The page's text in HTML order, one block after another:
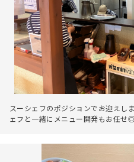
スーシェフのポジションでお迎えし
ェフと一緒にメニュー開発もお任せ